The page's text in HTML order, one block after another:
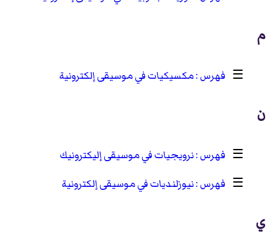
م
☰ مكسيكيات في موسيقى إلكترونية
ن
☰
نرويجيات في موسيقى إليكترونيك
☰
نيوزلنديات في موسيقى إلكترونية
ي